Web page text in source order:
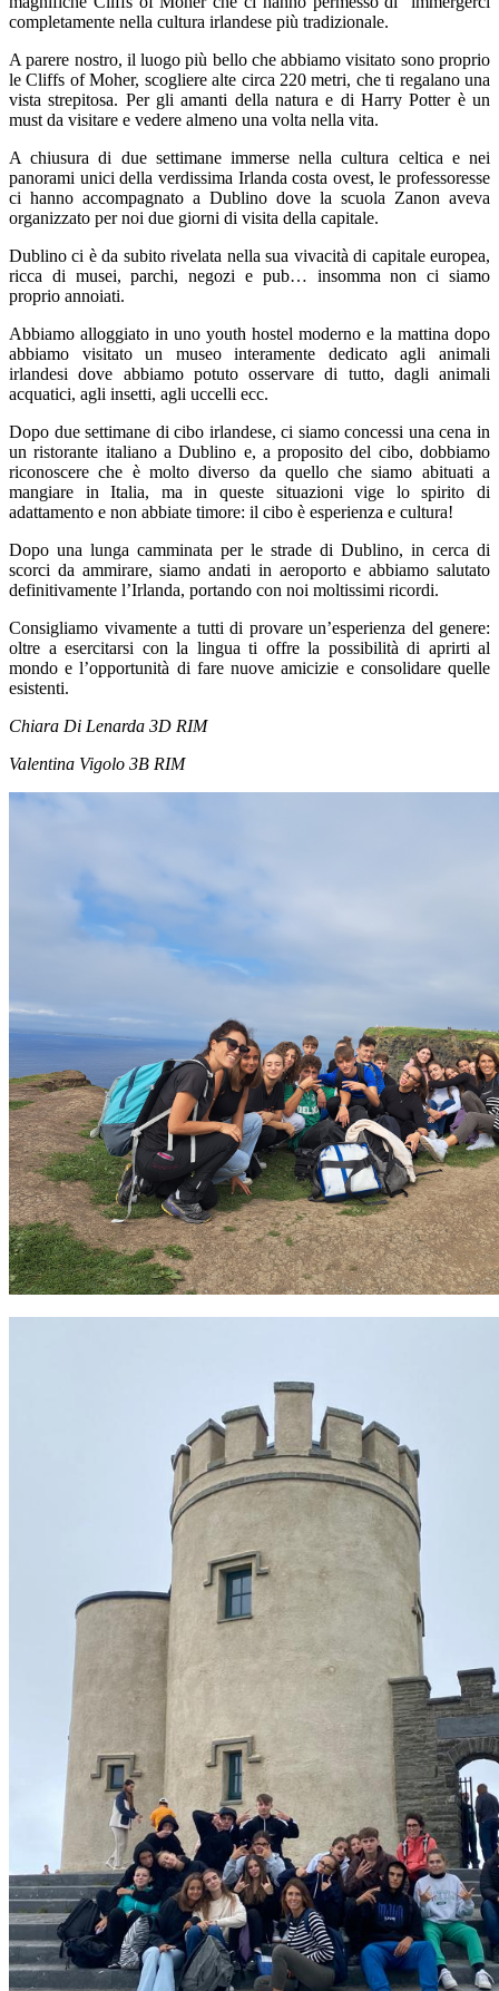
completamente nella cultura irlandese più tradizionale.
A parere nostro, il luogo più bello che abbiamo visitato sono proprio
le Cliffs of Moher, scogliere alte circa 220 metri, che ti regalano una
vista strepitosa. Per gli amanti della natura e di Harry Potter è un
must da visitare e vedere almeno una volta nella vita.
A chiusura di due settimane immerse nella cultura celtica e nei
panorami unici della verdissima Irlanda costa ovest, le professoresse
ci hanno accompagnato a Dublino dove la scuola Zanon aveva
organizzato per noi due giorni di visita della capitale.
Dublino ci è da subito rivelata nella sua vivacità di capitale europea,
ricca di musei, parchi, negozi e pub… insomma non ci siamo
proprio annoiati.
Abbiamo alloggiato in uno youth hostel moderno e la mattina dopo
abbiamo visitato un museo interamente dedicato agli animali
irlandesi dove abbiamo potuto osservare di tutto, dagli animali
acquatici, agli insetti, agli uccelli ecc.
Dopo due settimane di cibo irlandese, ci siamo concessi una cena in
un ristorante italiano a Dublino e, a proposito del cibo, dobbiamo
riconoscere che è molto diverso da quello che siamo abituati a
mangiare in Italia, ma in queste situazioni vige lo spirito di
adattamento e non abbiate timore: il cibo è esperienza e cultura!
Dopo una lunga camminata per le strade di Dublino, in cerca di
scorci da ammirare, siamo andati in aeroporto e abbiamo salutato
definitivamente l’Irlanda, portando con noi moltissimi ricordi.
Consigliamo vivamente a tutti di provare un’esperienza del genere:
oltre a esercitarsi con la lingua ti offre la possibilità di aprirti al
mondo e l’opportunità di fare nuove amicizie e consolidare quelle
esistenti.
Chiara Di Lenarda 3D RIM
Valentina Vigolo 3B RIM